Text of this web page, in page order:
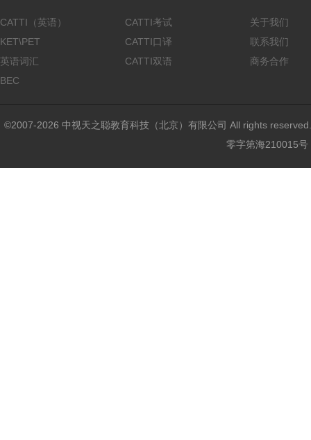
CATTI（英语）
KET\PET
英语词汇
BEC
CATTI考试
CATTI口译
CATTI双语
关于我们
联系我们
商务合作
©2007-2026 中视天之聪教育科技（北京）有限公司 All rights
零字第海210015